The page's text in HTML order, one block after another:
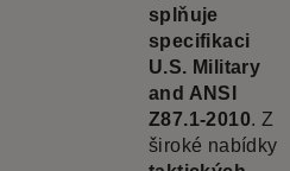
splňuje
specifikaci
U.S. Military
and ANSI
Z87.1-2010. Z
široké nabídky